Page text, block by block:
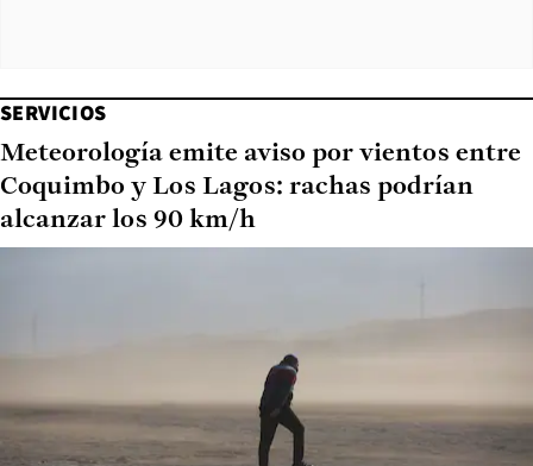
SERVICIOS
Meteorología emite aviso por vientos entre
Coquimbo y Los Lagos: rachas podrían
alcanzar los 90 km/h